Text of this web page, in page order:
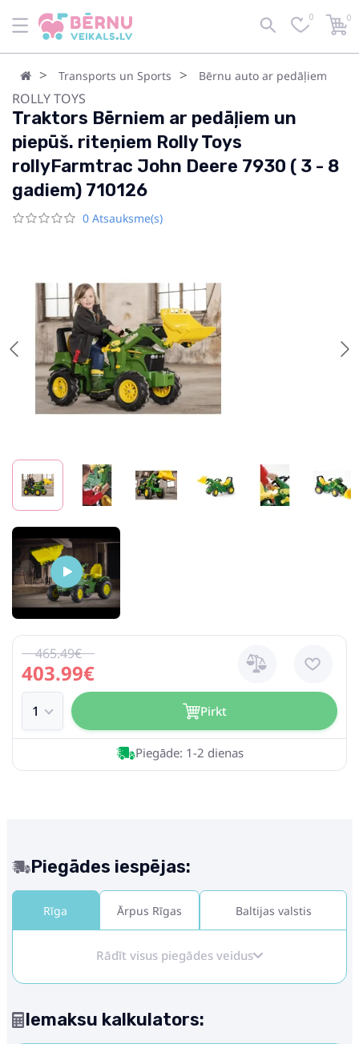
0 0
Transports un Sports Bērnu auto ar pedāļiem
ROLLY TOYS
Traktors Bērniem ar pedāļiem un
piepūš. riteņiem Rolly Toys
rollyFarmtrac John Deere 7930 ( 3 - 8
gadiem) 710126
0 Atsauksme(s)
403.99€
465.49€
Pirkt
Piegāde: 1-2 dienas
Piegādes iespējas:
Rīga Ārpus Rīgas Baltijas valstis
Rādīt visus piegādes veidus
Iemaksu kalkulators: